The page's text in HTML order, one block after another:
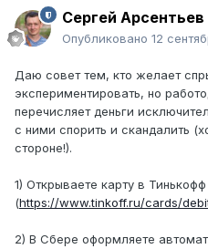
Сергей Арсентьев
Опубликовано 12
Даю совет тем, кто желает
экспериментировать, но
перечисляет деньги
с ними спорить и скандалить
стороне!).
1) Открываете карту в Тинькофф
(https://www.tinkoff.ru/cards/
2) В Сбере оформляете